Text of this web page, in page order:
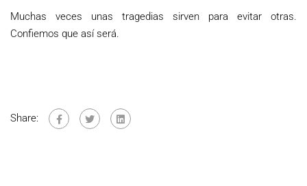
Muchas veces unas tragedias sirven para evitar otras.
Confiemos que así será.
Share: